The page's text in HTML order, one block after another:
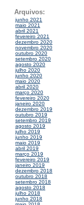
Arquivos:
junho 2021
maio 2021
abril 2021
fevereiro 2021
dezembro 2020
novembro 2020
outubro 2020
setembro 2020
agosto 2020
julho 2020
junho 2020
maio 2020
abril 2020
março 2020
fevereiro 2020
janeiro 2020
dezembro 2019
outubro 2019
setembro 2019
agosto 2019
julho 2019
junho 2019
maio 2019
abril 2019
março 2019
fevereiro 2019
janeiro 2019
dezembro 2018
outubro 2018
setembro 2018
agosto 2018
julho 2018
junho 2018